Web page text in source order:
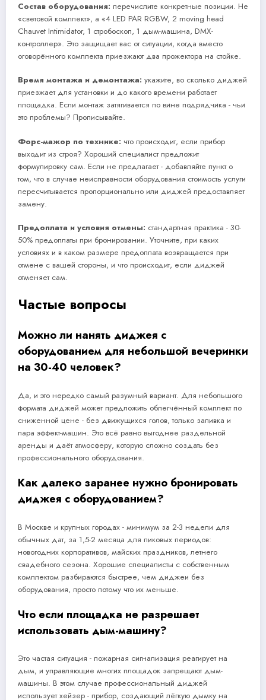
Состав оборудования: перечислите конкретные позиции. Не
«световой комплект», а «4 LED PAR RGBW, 2 moving head
Chauvet Intimidator, 1 стробоскоп, 1 дым-машина, DMX-
контроллер». Это защищает вас от ситуации, когда вместо
оговорённого комплекта приезжают два прожектора на стойке.
Время монтажа и демонтажа: укажите, во сколько диджей
приезжает для установки и до какого времени работает
площадка. Если монтаж затягивается по вине подрядчика - чьи
это проблемы? Прописывайте.
Форс-мажор по технике: что происходит, если прибор
выходит из строя? Хороший специалист предложит
формулировку сам. Если не предлагает - добавляйте пункт о
том, что в случае неисправности оборудования стоимость услуги
пересчитывается пропорционально или диджей предоставляет
замену.
Предоплата и условия отмены: стандартная практика - 30-
50% предоплаты при бронировании. Уточните, при каких
условиях и в каком размере предоплата возвращается при
отмене с вашей стороны, и что происходит, если диджей
отменяет сам.
Частые вопросы
Можно ли нанять диджея с
оборудованием для небольшой вечеринки
на 30-40 человек?
Да, и это нередко самый разумный вариант. Для небольшого
формата диджей может предложить облегчённый комплект по
сниженной цене - без движущихся голов, только заливка и
пара эффект-машин. Это всё равно выгоднее раздельной
аренды и даёт атмосферу, которую сложно создать без
профессионального оборудования.
Как далеко заранее нужно бронировать
диджея с оборудованием?
В Москве и крупных городах - минимум за 2-3 недели для
обычных дат, за 1,5-2 месяца для пиковых периодов:
новогодних корпоративов, майских праздников, летнего
свадебного сезона. Хорошие специалисты с собственным
комплектом разбираются быстрее, чем диджеи без
оборудования, просто потому что их меньше.
Что если площадка не разрешает
использовать дым-машину?
Это частая ситуация - пожарная сигнализация реагирует на
дым, и управляющие многих площадок запрещают дым-
машины. В этом случае профессиональный диджей
использует хейзер - прибор, создающий лёгкую дымку на